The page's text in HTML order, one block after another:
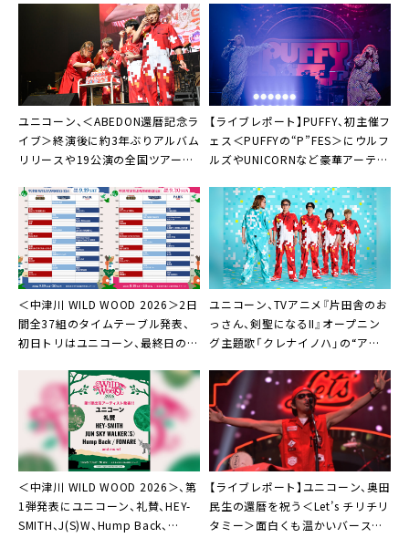
02/23（金・祝）熊本・市民会館シアーズホーム夢ホ
ール（熊本市民会館）
02/24（土）福岡・福岡サンパレス
03/01（金）北海道・札幌文化芸術劇場 hitaru
03/03（日）北海道・旭川市民文化会館
03/08（金）東京・東京国際フォーラム ホールA
03/15（金）広島・上野学園ホール（広島県立文化芸
術ホール）
03/16（土）広島・上野学園ホール（広島県立文化芸
術ホール）
03/23（土）京都・ロームシアター京都
03/24（日）兵庫・神戸国際会館こくさいホール
文化芸術館）
03/30（土）山形・やまぎん県民ホール（山形県総合
文化芸術館）
ユニコーン、＜ABEDON還暦記念ラ
イブ＞終演後に約3年ぶりアルバム
リリースや19公演の全国ツアー開
【ライブレポート】PUFFY、初主催フ
ェス＜PUFFYの“P”FES＞にウルフ
ルズやUNICORNなど豪華アーティ
＜中津川 WILD WOOD 2026＞2日
間全37組のタイムテーブル発表、
初日トリはユニコーン、最終日の大
ユニコーン、TVアニメ『片田舎のお
っさん、剣聖になるII』オープニン
グ主題歌「クレナイノハ」の“アニ
＜中津川 WILD WOOD 2026＞、第
1弾発表にユニコーン、礼賛、HEY-
SMITH、J(S)W、Hump Back、
【ライブレポート】ユニコーン、奥田
民生の還暦を祝う＜Let’s チリチリ
タミー＞面白くも温かいバースデ